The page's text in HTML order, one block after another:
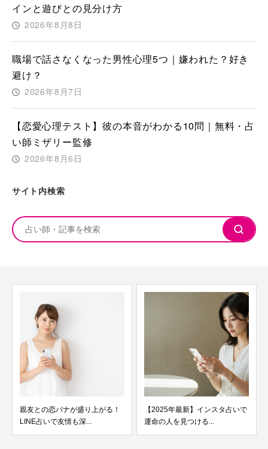
インと遊びとの見分け方
2026年8月8日
職場で話さなくなった男性心理5つ｜嫌われた？好き
避け？
2026年8月7日
【恋愛心理テスト】彼の本音がわかる10問｜無料・占
い師ミザリー監修
2026年8月6日
サイト内検索
親友との恋バナが盛り上がる！
LINE占いで友情も深...
【2025年最新】インスタ占いで
運命の人を見つける...